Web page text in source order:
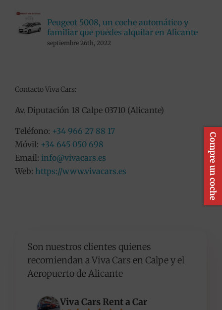
Peugeot 5008, un coche automático y
familiar que puedes alquilar en Alicante
septiembre 26th, 2022
Contacto Viva Cars:
Av. Diputación 18 Calpe 03710 (Alicante)
Teléfono: +34 966 27 88 17
Móvil: +34 645 050 698
Email: info@vivacars.es
Web: https://www.vivacars.es
Son nuestros clientes quienes
recomiendan a Viva Cars en Calpe y el
Aeropuerto de Alicante
Viva Cars Rent a Car
Compre un coche